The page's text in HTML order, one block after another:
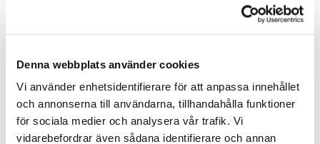
Denna webbplats använder cookies
Vi använder enhetsidentifierare för att anpassa innehållet
och annonserna till användarna, tillhandahålla funktioner
för sociala medier och analysera vår trafik. Vi
vidarebefordrar även sådana identifierare och annan
SKICKA OFFERTFÖRFRÅGAN
Fönsterbänkar med polerad yta.
Pris från 2700:-/m2 inkl.moms